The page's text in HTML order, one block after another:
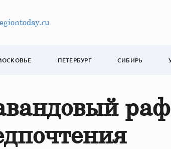
ПЕТЕРБУРГ СИБИРЬ